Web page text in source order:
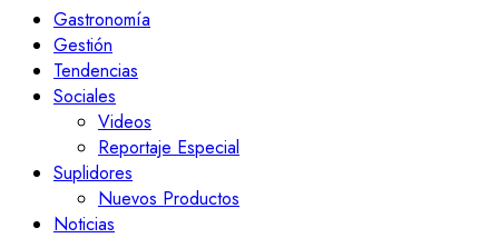
Gastronomía
Gestión
Tendencias
Sociales
Videos
Reportaje Especial
Suplidores
Nuevos Productos
Noticias